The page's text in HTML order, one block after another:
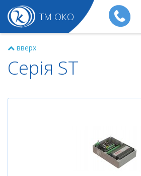
ТМ ОКО
вверх
Серія ST